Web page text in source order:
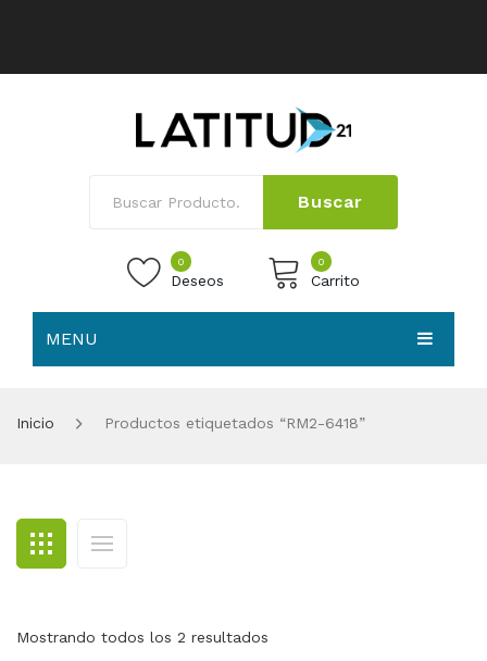
Buscar
0
Deseos
0
Carrito
MENU
BLOG
CONTACTO
Inicio Productos etiquetados “RM2-6418”
Mostrando todos los 2 resultados